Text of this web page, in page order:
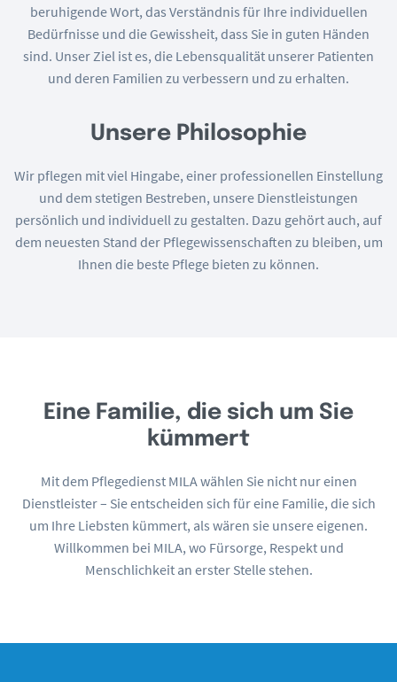
beruhigende Wort, das Verständnis für Ihre individuellen
Bedürfnisse und die Gewissheit, dass Sie in guten Händen
sind. Unser Ziel ist es, die Lebensqualität unserer Patienten
und deren Familien zu verbessern und zu erhalten.
Unsere Philosophie
Wir pflegen mit viel Hingabe, einer professionellen Einstellung
und dem stetigen Bestreben, unsere Dienstleistungen
persönlich und individuell zu gestalten. Dazu gehört auch, auf
dem neuesten Stand der Pflegewissenschaften zu bleiben, um
Ihnen die beste Pflege bieten zu können.
Eine Familie, die sich um Sie
kümmert
Mit dem Pflegedienst MILA wählen Sie nicht nur einen
Dienstleister – Sie entscheiden sich für eine Familie, die sich
um Ihre Liebsten kümmert, als wären sie unsere eigenen.
Willkommen bei MILA, wo Fürsorge, Respekt und
Menschlichkeit an erster Stelle stehen.